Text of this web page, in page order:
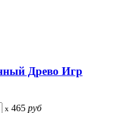
Древо Игр
x 465 руб